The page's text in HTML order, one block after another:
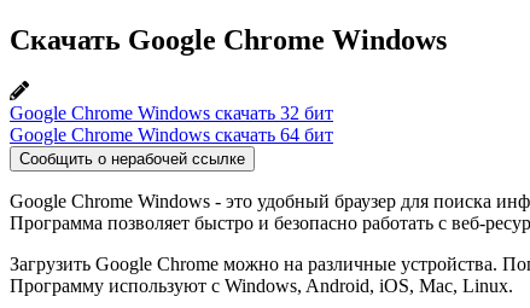
Скачать Google Chrome Windows
Google Chrome Windows скачать 32 бит
Google Chrome Windows скачать 64 бит
Сообщить о нерабочей ссылке
Google Chrome Windows - это удобный браузер для поиска
Программа позволяет быстро и безопасно работать с веб-
Загрузить Google Chrome можно на различные устройства.
Программу используют с Windows, Android, iOS, Mac, Linux.